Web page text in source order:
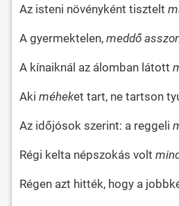
Az isteni növényként tisztelt
A gyermektelen, meddő
A kínaiknál az álomban látott
Aki méheket tart, ne tartson
Az időjósok szerint: a reggeli
Régi kelta népszokás volt
Régen azt hitték, hogy a